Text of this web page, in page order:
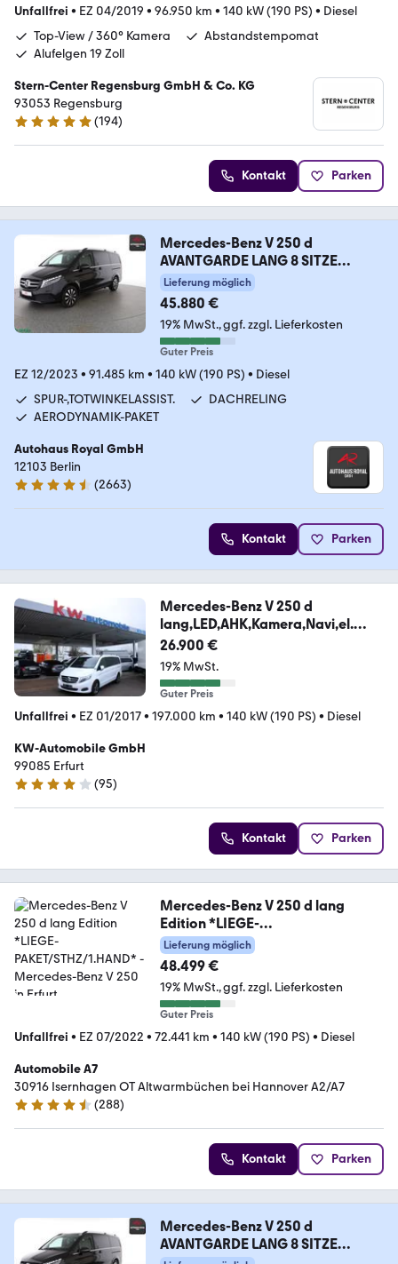
Unfallfrei • EZ 04/2019 • 96.950 km • 140 kW (190 PS) • Diesel
Top-View / 360° Kamera
Abstandstempomat
Alufelgen 19 Zoll
Stern-Center Regensburg GmbH & Co. KG
93053 Regensburg
5 Sterne
(194)
Kontakt Parken
Mercedes-Benz V 250 d
AVANTGARDE LANG 8 SITZE
KAMERA,LED,AHK
Lieferung möglich
45.880 €
19% MwSt. ggf. zzgl. Lieferkosten
Guter Preis
EZ 12/2023 • 91.485 km • 140 kW (190 PS) • Diesel
SPUR-,TOTWINKELASSIST.
DACHRELING
AERODYNAMIK-PAKET
Autohaus Royal GmbH
12103 Berlin
4.6 Sterne
(2663)
Kontakt Parken
Mercedes-Benz V 250 d
lang,LED,AHK,Kamera,Navi,el.
Türen
26.900 €
19% MwSt.
Guter Preis
Unfallfrei • EZ 01/2017• 197.000 km • 140 kW (190 PS) • Diesel
KW-Automobile GmbH
99085 Erfurt
4.2 Sterne
(95)
Kontakt Parken
Mercedes-Benz V 250 d lang
Edition *LIEGE-
PAKET/STHZ/1.HAND*
Lieferung möglich
48.499 €
19% MwSt. ggf. zzgl. Lieferkosten
Guter Preis
Unfallfrei • EZ 07/2022 • 72.441 km • 140 kW (190 PS) • Diesel
Automobile A7
30916 Isernhagen OT Altwarmbüchen bei Hannover A2/A7
4.7 Sterne
(288)
Kontakt Parken
Mercedes-Benz V 250 d
AVANTGARDE LANG 8 SITZE